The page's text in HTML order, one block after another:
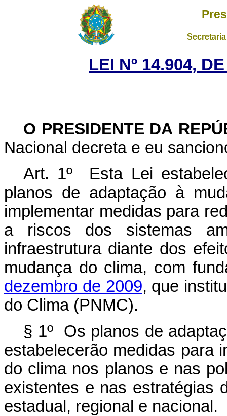
LEI Nº 14.904,
O PRESIDENTE DA
Nacional decreta e eu
Art. 1º Esta Lei
planos de adaptação à
implementar medidas para
a riscos dos sistemas
infraestrutura diante dos
mudança do clima, com
dezembro de 2009, que
do Clima (PNMC).
§ 1º Os planos de
estabelecerão medidas para
do clima nos planos e nas
existentes e nas estratégias
estadual, regional e nacional.